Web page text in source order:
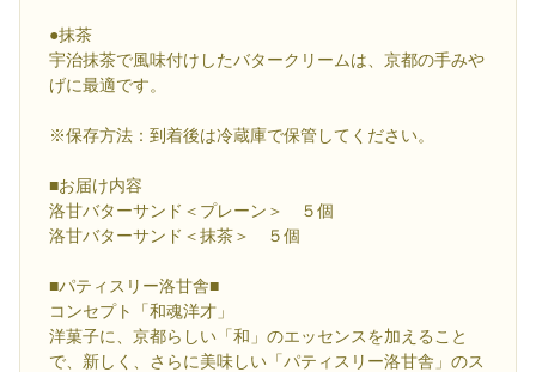
●抹茶
宇治抹茶で風味付けしたバタークリームは、京都の手みや
げに最適です。
※保存方法：到着後は冷蔵庫で保管してください。
■お届け内容
洛甘バターサンド＜プレーン＞ ５個
洛甘バターサンド＜抹茶＞ ５個
■パティスリー洛甘舎■
コンセプト「和魂洋才」
洋菓子に、京都らしい「和」のエッセンスを加えること
で、新しく、さらに美味しい「パティスリー洛甘舎」のス